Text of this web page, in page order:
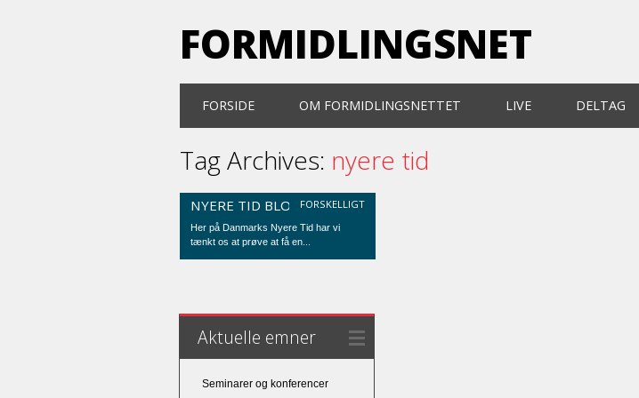
FORMIDLINGSNET
Main menu
FORSIDE OM FORMIDLINGSNETTET LIVE DELTAG
Tag Archives: nyere tid
FORSKELLIGT
NYERE TID BLOGGER
Her på Danmarks Nyere Tid har vi
tænkt os at prøve at få en...
Aktuelle emner
Seminarer og konferencer